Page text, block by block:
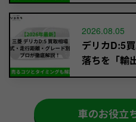
2026.08.05
デリカD:5
落ちを「輸
車のお役立